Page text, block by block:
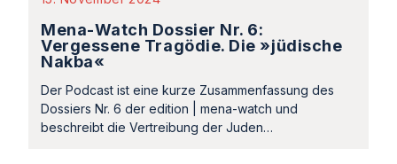
Mena-Watch Dossier Nr. 6:
Vergessene Tragödie. Die »jüdische
Nakba«
Der Podcast ist eine kurze Zusammenfassung des
Dossiers Nr. 6 der edition | mena-watch und
beschreibt die Vertreibung der Juden…